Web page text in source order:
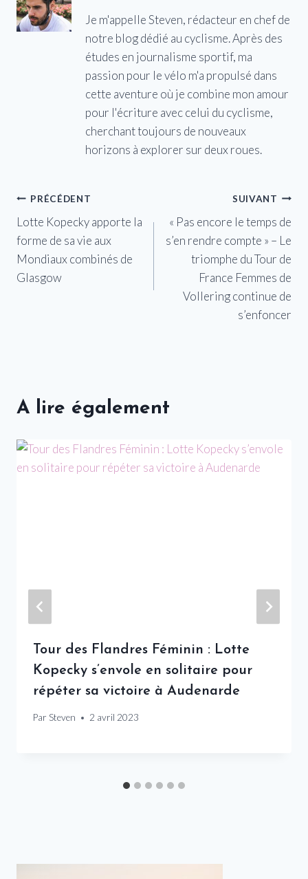
Je m'appelle Steven, rédacteur en chef de
notre blog dédié au cyclisme. Après des
études en journalisme sportif, ma
passion pour le vélo m'a propulsé dans
cette aventure où je combine mon amour
pour l'écriture avec celui du cyclisme,
cherchant toujours de nouveaux
horizons à explorer sur deux roues.
Navigation
de
l’article
PRÉCÉDENT
Lotte Kopecky apporte la
forme de sa vie aux
Mondiaux combinés de
Glasgow
SUIVANT
« Pas encore le temps de
s’en rendre compte » – Le
triomphe du Tour de
France Femmes de
Vollering continue de
s’enfoncer
A lire également
Tour des Flandres Féminin : Lotte
Kopecky s’envole en solitaire pour
répéter sa victoire à Audenarde
Par Steven 2 avril 2023